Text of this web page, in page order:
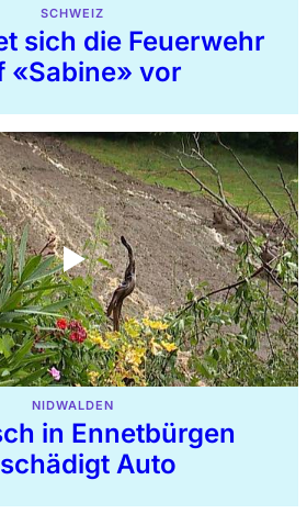
SCHWEIZ
sich die Feuerwehr
«Sabine» vor
NIDWALDEN
in Ennetbürgen
Auto